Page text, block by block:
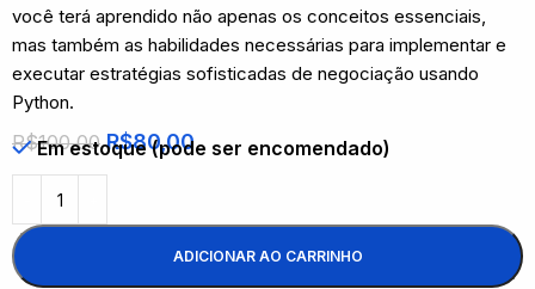
você terá aprendido não apenas os conceitos essenciais,
mas também as habilidades necessárias para implementar e
executar estratégias sofisticadas de negociação usando
Python.
R$100,00 R$80,00
Em estoque (pode ser encomendado)
ADICIONAR AO CARRINHO